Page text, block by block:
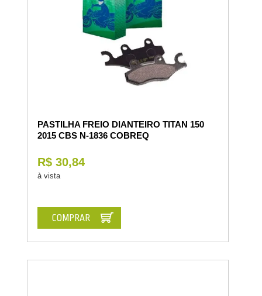
PASTILHA FREIO DIANTEIRO TITAN 150
2015 CBS N-1836 COBREQ
R$ 30,84
à vista
COMPRAR